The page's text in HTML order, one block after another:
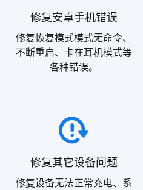
修复安卓手机错误
修复恢复模式模式无命令、
不断重启、卡在耳机模式等
各种错误。
修复其它设备问题
修复设备无法正常充电、系